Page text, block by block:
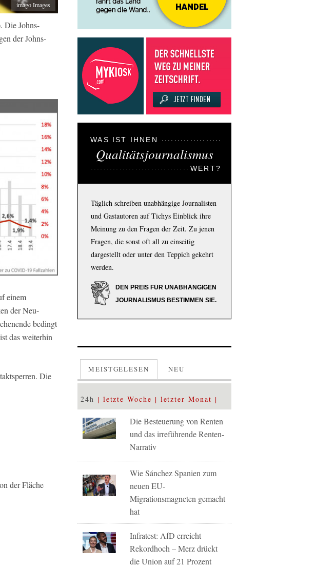
imago Images
Die Johns-
der Johns-
einem
der Neu-
bedingt
das weiterhin
Die
der Fläche
WAS IST IHNEN
Qualitätsjournalismus
WERT?
Täglich schreiben unabhängige Journalisten
und Gastautoren auf Tichys Einblick ihre
Meinung zu den Fragen der Zeit. Zu jenen
Fragen, die sonst oft all zu einseitig
dargestellt oder unter den Teppich gekehrt
werden.
DEN PREIS FÜR UNABHÄNGIGEN
JOURNALISMUS BESTIMMEN SIE.
MEISTGELESEN NEU
24h letzte Woche letzter Monat
Die Besteuerung von Renten
und das irreführende Renten-
Narrativ
Wie Sánchez Spanien zum
neuen EU-
Migrationsmagneten gemacht
hat
Infratest: AfD erreicht
Rekordhoch – Merz drückt
die Union auf 21 Prozent